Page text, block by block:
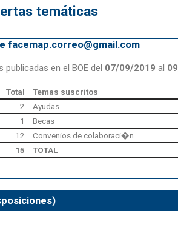
temáticas
facemap.correo@gmail.com
publicadas en el BOE del 07/09/2019 al
Total
Temas suscritos
2
Ayudas
1
Becas
12
Convenios de colaboraci�n
15
TOTAL